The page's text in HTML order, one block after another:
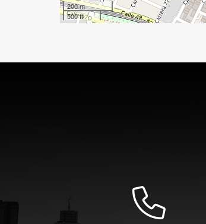
200 m
500 ft